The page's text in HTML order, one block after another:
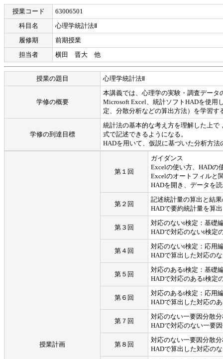
授業コード
63006501
科目名
心理学統計法Ⅱ
履修期
前期授業
担当者
横田 晋大 他
授業の題目 心理学統計法Ⅱ
学修の概要
本講義では、心理学の実験・調査デー
Microsoft Excel、統計ソフトHADを使用
定、分散分析などの算出方法）を学習
学修の到達目標
統計法の基本的な考え方を理解した上
式で記述できるようになる。
HADを用いて、仮説に基づいた分析方
授業計画
第１回
ガイダンス
Excelの使い方、HADの
Excelのオートフィルと
HADを開き、データを
第２回
記述統計量の算出と結
HADで要約統計量を算
第３回
対応のないt検定：基礎
HADで対応のないt検定
第４回
対応のないt検定：応用
HADで算出した対応の
第５回
対応のあるt検定：基礎
HADで対応のあるt検定
第６回
対応のあるt検定：応用
HADで算出した対応の
第７回
対応のない一要因分散
HADで対応のない一要
第８回
対応のない一要因分散
HADで算出した対応の